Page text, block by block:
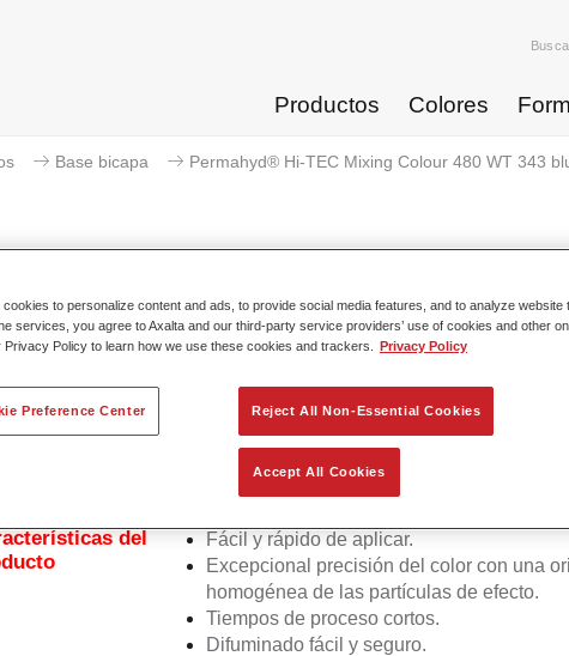
Productos Colores
Base bicapa Permahyd® Hi-TEC Mixing Colour 480 WT 343
Permahyd® Hi-TEC Mixing
Permahyd Hi-TEC Base Agua 480 se puede usar con el
Hi-TEC Base Agua 480, un innovador sistema de base
El sistema de mezcla contiene todos los colores sólidos y de
para repintar turismos con unos resultados de gran calidad.
del
Fácil y rápido de aplicar.
Excepcional precisión del color con una
homogénea de las partículas de efecto.
Tiempos de proceso cortos.
Difuminado fácil y seguro.
cookies to personalize content and ads, to provide social media features, and to analyze website
services, you agree to Axalta and our third-party service providers’ use of cookies and other
Privacy Policy to learn how we use these cookies and trackers.
Privacy Policy
Reject All Non-Essential Cookies
Accept All Cookies
Preference Center